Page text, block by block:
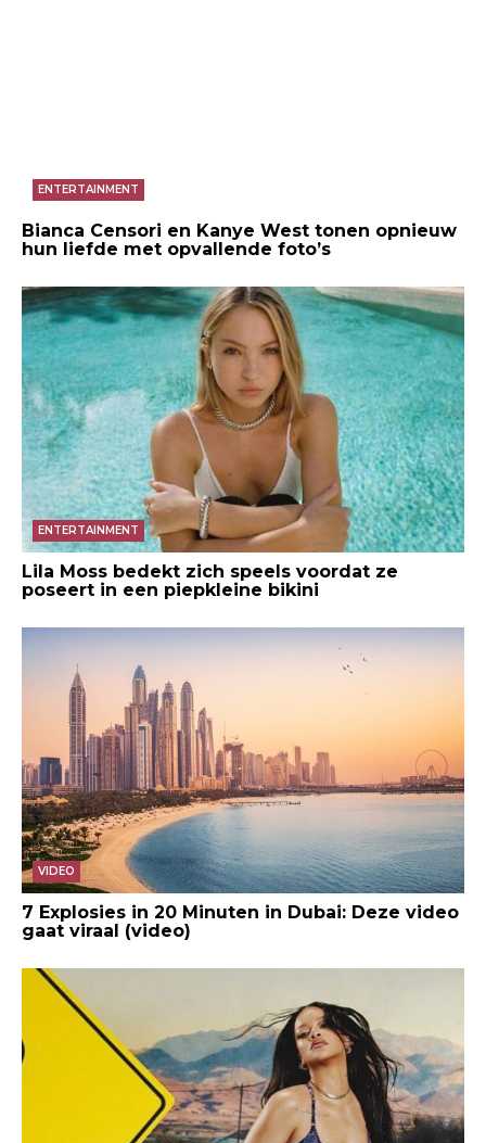
ENTERTAINMENT
Bianca Censori en Kanye West tonen opnieuw
hun liefde met opvallende foto’s
ENTERTAINMENT
Lila Moss bedekt zich speels voordat ze
poseert in een piepkleine bikini
VIDEO
7 Explosies in 20 Minuten in Dubai: Deze video
gaat viraal (video)